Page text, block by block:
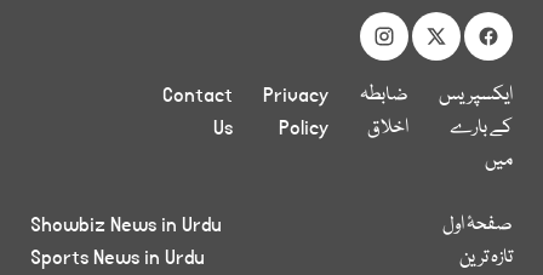
ایکسپریس
کے بارے
میں
ضابطہ
اخلاق
Privacy
Policy
Contact
Us
صفحۂ اول
تازہ ترین
Showbiz News in Urdu
Sports News in Urdu